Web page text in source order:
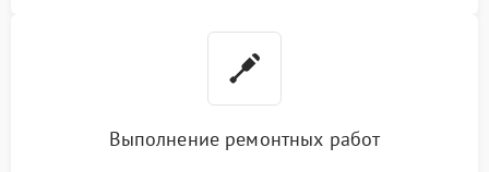
Выполнение ремонтных работ